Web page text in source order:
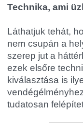
Technika, ami
Láthatjuk tehát,
nem csupán a
szerep jut a
ezek elsőre
kiválasztása is
tudatosan